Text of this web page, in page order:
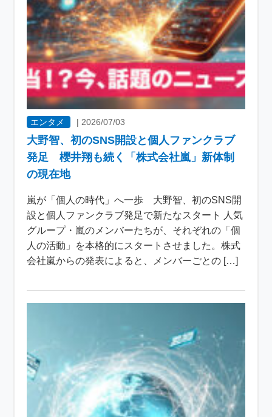
エンタメ | 2026/07/03
大野智、初のSNS開設と個人ファンクラブ
発足 櫻井翔も続く「株式会社嵐」新体制
の現在地
嵐が「個人の時代」へ一歩 大野智、初のSNS開
設と個人ファンクラブ発足で新たなスタート 人気
グループ・嵐のメンバーたちが、それぞれの「個
人の活動」を本格的にスタートさせました。株式
会社嵐からの発表によると、メンバーごとの […]